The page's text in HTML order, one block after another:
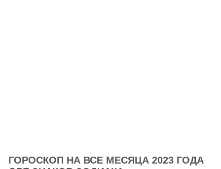
ГОРОСКОП НА ВСЕ МЕСЯЦА 2023 ГОДА